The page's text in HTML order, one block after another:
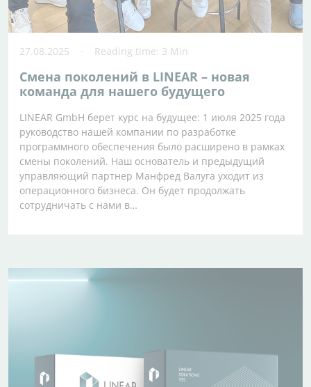
27.08.2025 Reading time: 3 Min
Смена поколений в LINEAR – новая
команда для нашего будущего
LINEAR GmbH берет курс на будущее: 1 июля 2025 года
руководство нашей компании по разработке
программного обеспечения было расширено в рамках
смены поколений. Наш основатель и предыдущий
управляющий партнер Манфред Валуга уходит из
операционного бизнеса. Он будет продолжать
сотрудничать с нами в…